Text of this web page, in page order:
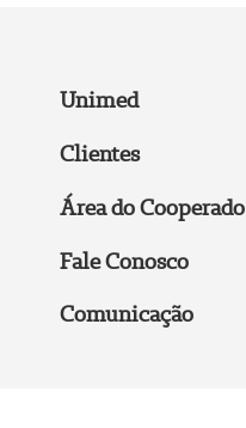
Unimed
Clientes
Área do Cooperado
Fale Conosco
Comunicação